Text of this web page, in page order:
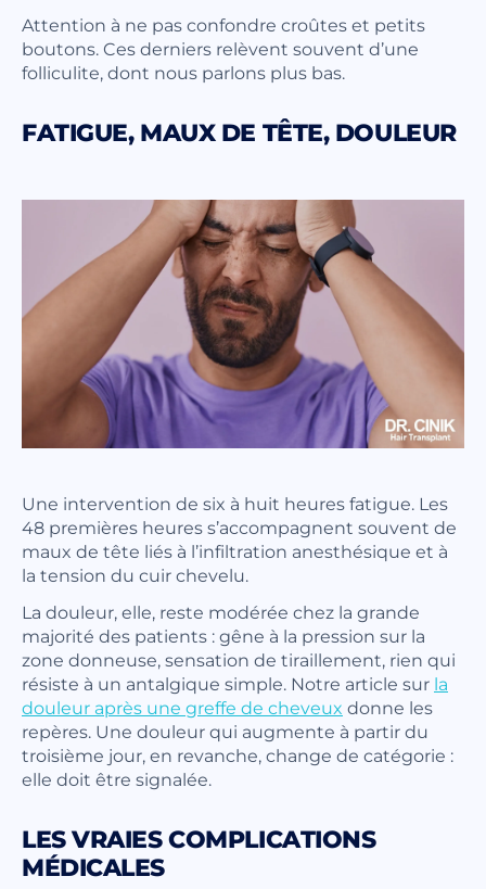
Attention à ne pas confondre croûtes et petits
boutons. Ces derniers relèvent souvent d’une
folliculite, dont nous parlons plus bas.
FATIGUE, MAUX DE TÊTE, DOULEUR
Une intervention de six à huit heures fatigue. Les
48 premières heures s’accompagnent souvent de
maux de tête liés à l’infiltration anesthésique et à
la tension du cuir chevelu.
La douleur, elle, reste modérée chez la grande
majorité des patients : gêne à la pression sur la
zone donneuse, sensation de tiraillement, rien qui
résiste à un antalgique simple. Notre article sur la
douleur après une greffe de cheveux donne les
repères. Une douleur qui augmente à partir du
troisième jour, en revanche, change de catégorie :
elle doit être signalée.
LES VRAIES COMPLICATIONS
MÉDICALES